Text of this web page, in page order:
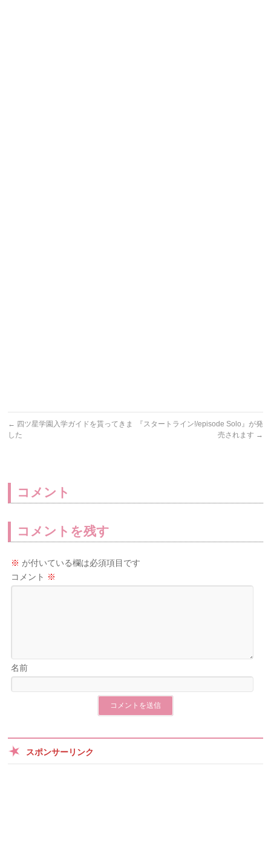
← 四ツ星学園入学ガイドを貰ってきま
した
『スタートライン!/episode Solo』が発
売されます →
コメント
コメントを残す
※ が付いている欄は必須項目です
コメント ※
名前
スポンサーリンク